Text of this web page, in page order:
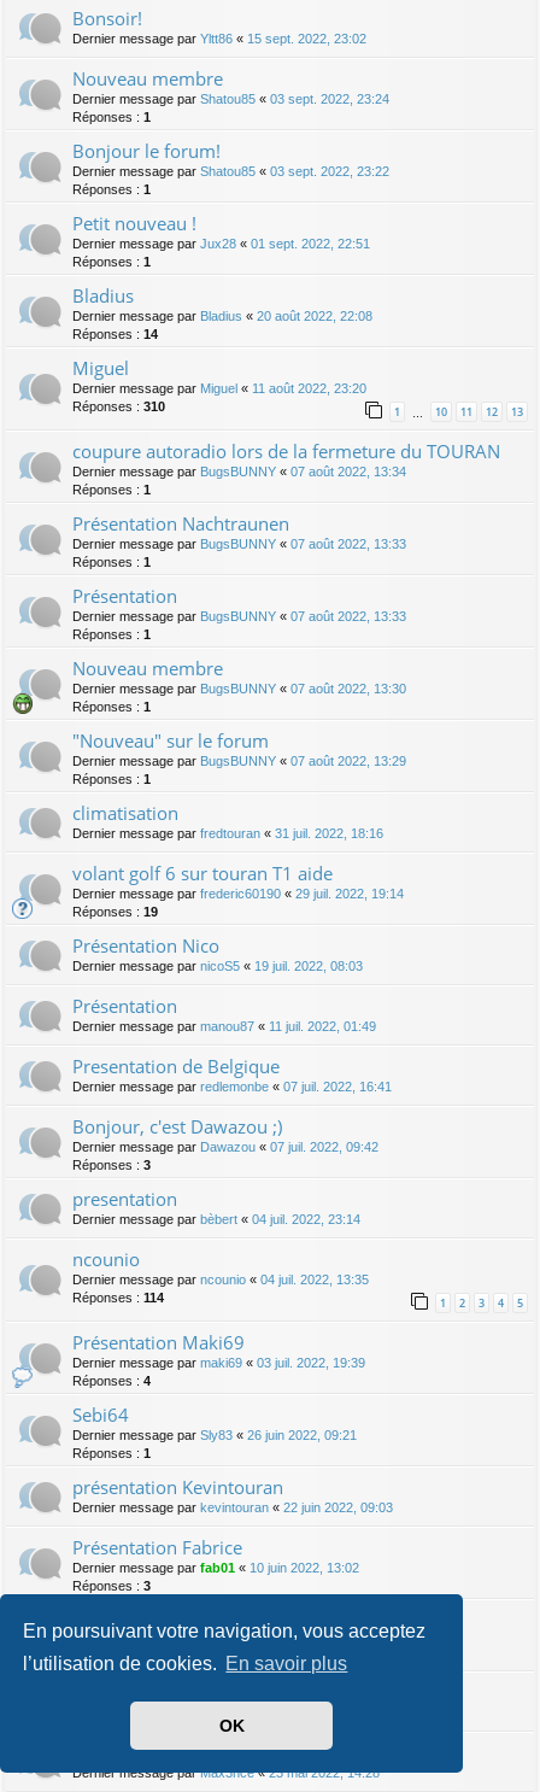
En poursuivant votre navigation, vous acceptez
l’utilisation de cookies. En savoir plus
OK
Bonsoir!
Dernier message par Yltt86 « 15 sept. 2022, 23:02
Nouveau membre
Dernier message par Shatou85 « 03 sept. 2022, 23:24
Réponses : 1
Bonjour le forum!
Dernier message par Shatou85 « 03 sept. 2022, 23:22
Réponses : 1
Petit nouveau !
Dernier message par Jux28 « 01 sept. 2022, 22:51
Réponses : 1
Bladius
Dernier message par Bladius « 20 août 2022, 22:08
Réponses : 14
Miguel
Dernier message par Miguel « 11 août 2022, 23:20
Réponses : 310 1 … 10 11 12 13
coupure autoradio lors de la fermeture du TOURAN
Dernier message par BugsBUNNY « 07 août 2022, 13:34
Réponses : 1
Présentation Nachtraunen
Dernier message par BugsBUNNY « 07 août 2022, 13:33
Réponses : 1
Présentation
Dernier message par BugsBUNNY « 07 août 2022, 13:33
Réponses : 1
Nouveau membre
Dernier message par BugsBUNNY « 07 août 2022, 13:30
Réponses : 1
"Nouveau" sur le forum
Dernier message par BugsBUNNY « 07 août 2022, 13:29
Réponses : 1
climatisation
Dernier message par fredtouran « 31 juil. 2022, 18:16
volant golf 6 sur touran T1 aide
Dernier message par frederic60190 « 29 juil. 2022, 19:14
Réponses : 19
Présentation Nico
Dernier message par nicoS5 « 19 juil. 2022, 08:03
Présentation
Dernier message par manou87 « 11 juil. 2022, 01:49
Presentation de Belgique
Dernier message par redlemonbe « 07 juil. 2022, 16:41
Bonjour, c'est Dawazou ;)
Dernier message par Dawazou « 07 juil. 2022, 09:42
Réponses : 3
presentation
Dernier message par bèbert « 04 juil. 2022, 23:14
ncounio
Dernier message par ncounio « 04 juil. 2022, 13:35
Réponses : 114 1 2 3 4 5
Présentation Maki69
Dernier message par maki69 « 03 juil. 2022, 19:39
Réponses : 4
Sebi64
Dernier message par Sly83 « 26 juin 2022, 09:21
Réponses : 1
présentation Kevintouran
Dernier message par kevintouran « 22 juin 2022, 09:03
Présentation Fabrice
Dernier message par fab01 « 10 juin 2022, 13:02
Réponses : 3
présentation kelly0602
Dernier message par fab01 «10 juin 2022, 12:58
Réponses : 1
Présentation
Dernier message parMax3nce«23 mai 2022, 14:28